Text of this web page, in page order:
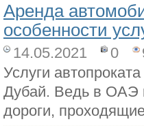
Аренда
особенности
14.05.2021 0
Услуги
Дубай. Ведь в ОАЭ
дороги,